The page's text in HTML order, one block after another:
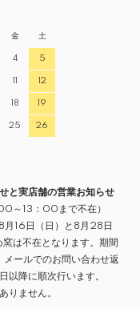
金 土
4 5
11 12
18 19
25 26
と実店舗の営業お知らせ
～13：00まで不在）
月16日（日）と8月28日
は不在となります。期間
ールでのお問い合わせ返
以降に順次行います。
りません。